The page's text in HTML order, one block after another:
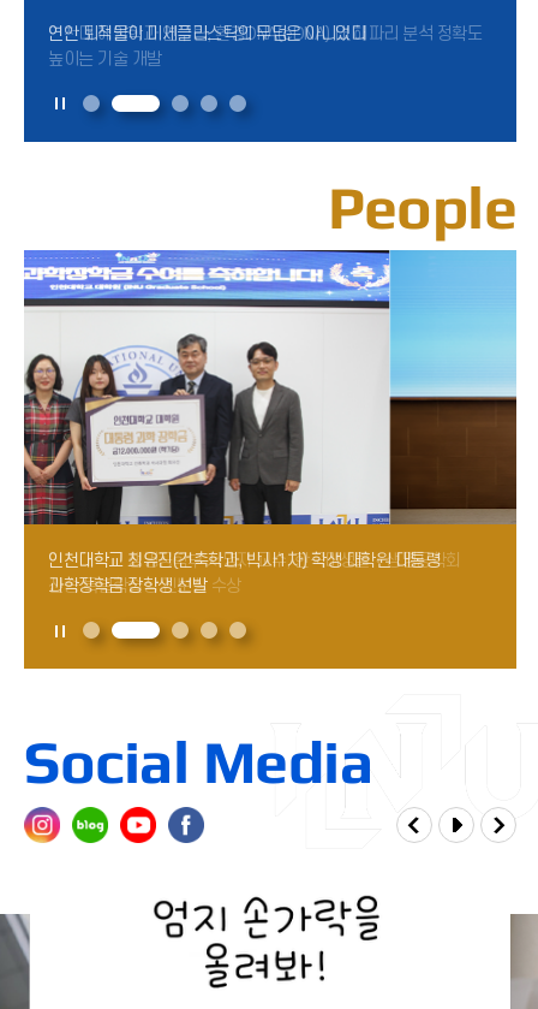
연안 퇴적물이 미세플라스틱의 무덤은 아니었다
인천대 해양학과 연구팀, 환경DNA(eDNA) 내 해파리 분석 정확도
높이는 기술 개발
인천대 사회복지학과 전용호 교수, 『보건사회연구』 우수논문 선정
인천대·美로렌스 버클리 국립연구소 연구팀, 반도체 속 ‘묻힌
결함’의 안정적 발광 원리 규
인천대학교 나노바이오공학 김준섭 교수, 세계적 최고 권위 학술지
Signal Transdu
People
인천대학교 최유진(건축학과, 박사1차) 학생 대학원 대통령
과학장학금 장학생 선발
인천대학교 생명공학부 서명지 교수, 한국미생물‧생명공학회
신송 특별학술상 진보상 수상
국립인천대학교 문헌정보학과 왕린 교수, 2026년 한국연구재단
핵심연구 과제 선정
인천대학교 강승택 교수, 국제학술대회 ICEE 2026 조직위원장
선임
국립인천대 운동건강학부 김동일 교수, 2026년 문화체육관광
연구개발사업 총 27억 규모의 신규과제 선정
Social Media